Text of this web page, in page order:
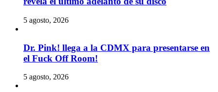
5 agosto, 2026
Dr. Pink! llega a la CDMX para presentarse en
el Fuck Off Room!
5 agosto, 2026